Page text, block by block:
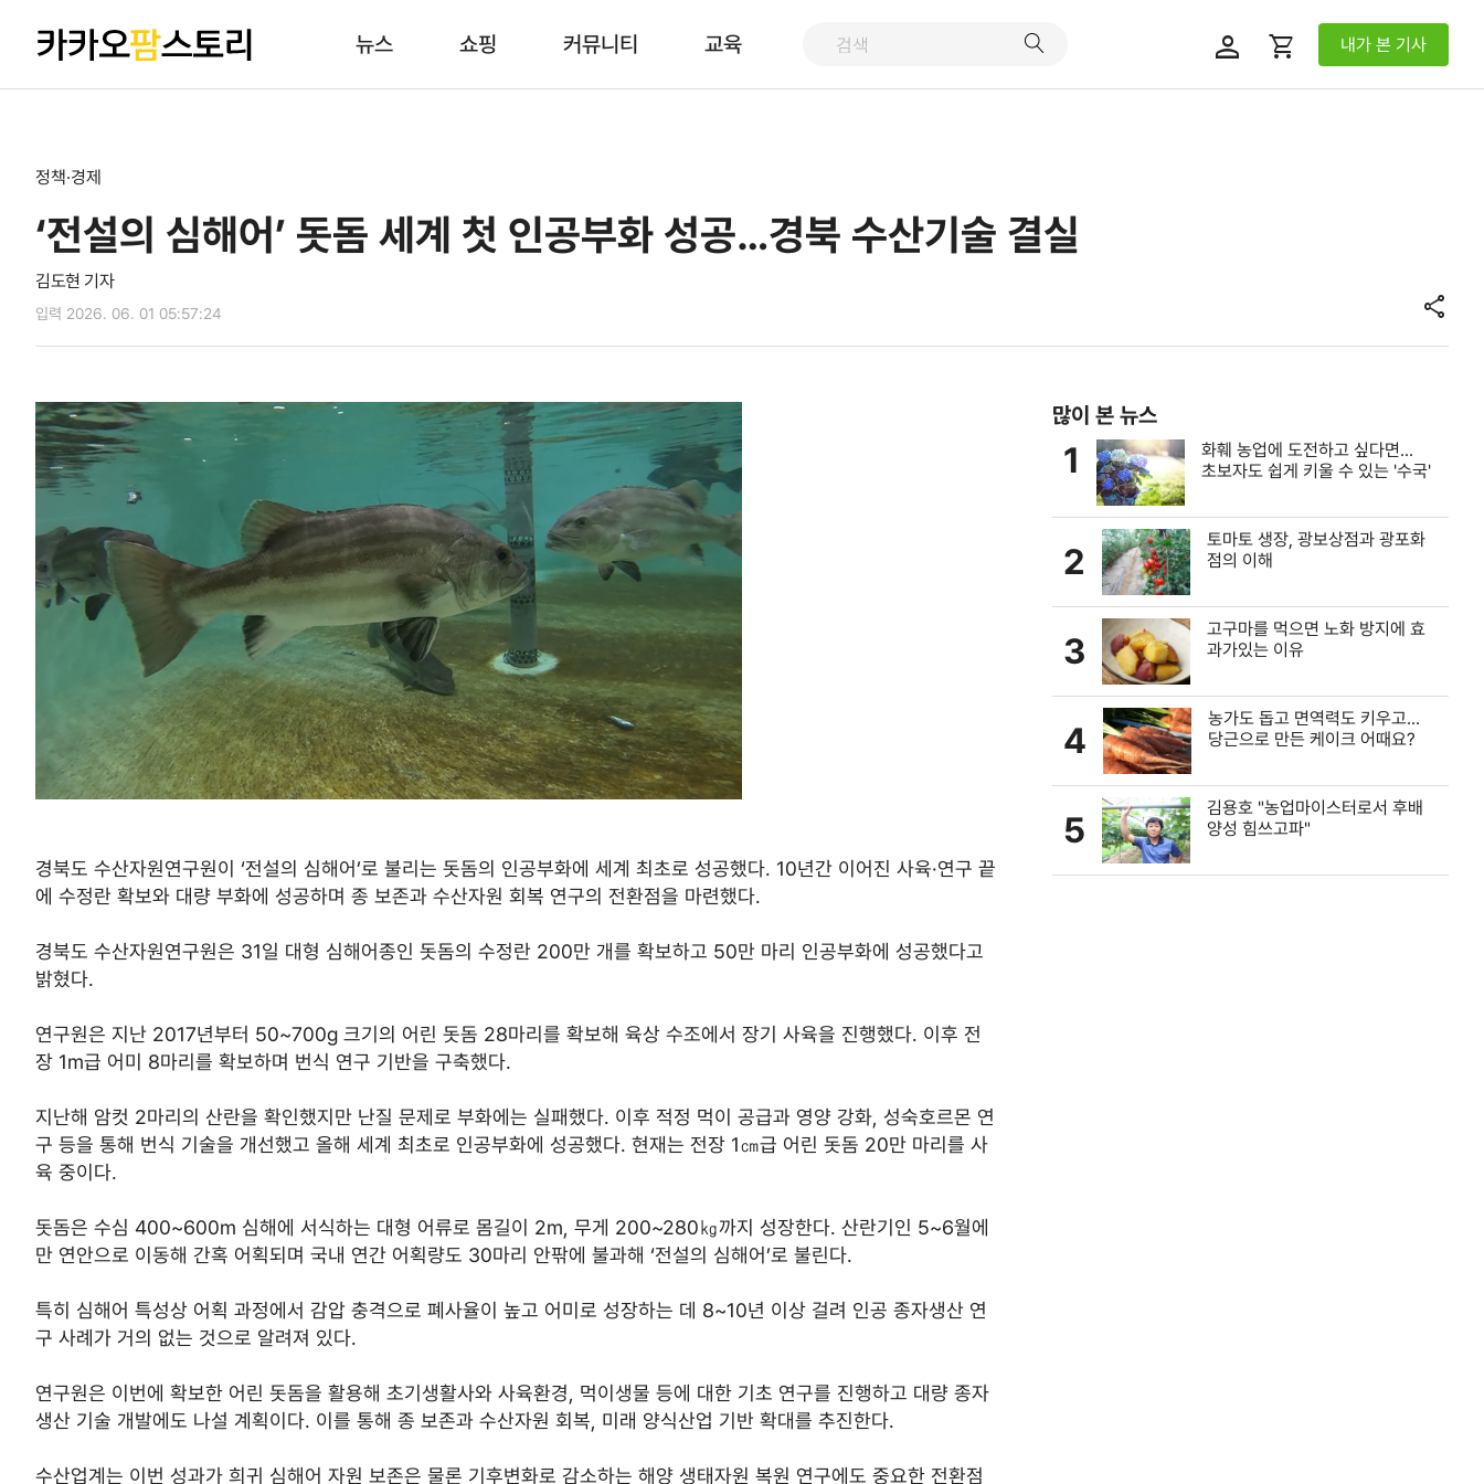
뉴스 쇼핑 커뮤니티 교육 person shopping_cart 내가 본 기사
정책·경제
‘전설의 심해어’ 돗돔 세계 첫 인공부화 성공…경북 수산기술 결실
김도현 기자
입력 2026. 06. 01 05:57:24 share
경북도 수산자원연구원이 ‘전설의 심해어’로 불리는 돗돔의 인공부화에 세계 최초로 성공했다. 10년간 이어진 사육·연구 끝
에 수정란 확보와 대량 부화에 성공하며 종 보존과 수산자원 회복 연구의 전환점을 마련했다.
경북도 수산자원연구원은 31일 대형 심해어종인 돗돔의 수정란 200만 개를 확보하고 50만 마리 인공부화에 성공했다고
밝혔다.
연구원은 지난 2017년부터 50~700g 크기의 어린 돗돔 28마리를 확보해 육상 수조에서 장기 사육을 진행했다. 이후 전
장 1m급 어미 8마리를 확보하며 번식 연구 기반을 구축했다.
지난해 암컷 2마리의 산란을 확인했지만 난질 문제로 부화에는 실패했다. 이후 적정 먹이 공급과 영양 강화, 성숙호르몬 연
구 등을 통해 번식 기술을 개선했고 올해 세계 최초로 인공부화에 성공했다. 현재는 전장 1㎝급 어린 돗돔 20만 마리를 사
육 중이다.
돗돔은 수심 400~600m 심해에 서식하는 대형 어류로 몸길이 2m, 무게 200~280㎏까지 성장한다. 산란기인 5~6월에
만 연안으로 이동해 간혹 어획되며 국내 연간 어획량도 30마리 안팎에 불과해 ‘전설의 심해어’로 불린다.
특히 심해어 특성상 어획 과정에서 감압 충격으로 폐사율이 높고 어미로 성장하는 데 8~10년 이상 걸려 인공 종자생산 연
구 사례가 거의 없는 것으로 알려져 있다.
연구원은 이번에 확보한 어린 돗돔을 활용해 초기생활사와 사육환경, 먹이생물 등에 대한 기초 연구를 진행하고 대량 종자
생산 기술 개발에도 나설 계획이다. 이를 통해 종 보존과 수산자원 회복, 미래 양식산업 기반 확대를 추진한다.
수산업계는 이번 성과가 희귀 심해어 자원 보존은 물론 기후변화로 감소하는 해양 생태자원 복원 연구에도 중요한 전환점
많이 본 뉴스
1
화훼 농업에 도전하고 싶다면...
초보자도 쉽게 키울 수 있는 '수국'
2
토마토 생장, 광보상점과 광포화
점의 이해
3
고구마를 먹으면 노화 방지에 효
과가있는 이유
4
농가도 돕고 면역력도 키우고...
당근으로 만든 케이크 어때요?
5
김용호 "농업마이스터로서 후배
양성 힘쓰고파"